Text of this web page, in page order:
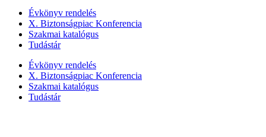
Évkönyv rendelés
X. Biztonságpiac Konferencia
Szakmai katalógus
Tudástár
Évkönyv rendelés
X. Biztonságpiac Konferencia
Szakmai katalógus
Tudástár